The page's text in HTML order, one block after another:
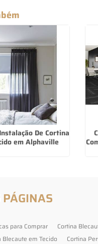
De Cortina
em Alphaville
PÁGINAS
para Comprar Cortina
Blecaute em Tecido
Cortina